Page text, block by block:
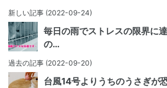
新しい記事 (2022-09-24)
毎日の雨でストレスの限界に
の…
過去の記事 (2022-09-20)
台風14号よりうちのうさぎが